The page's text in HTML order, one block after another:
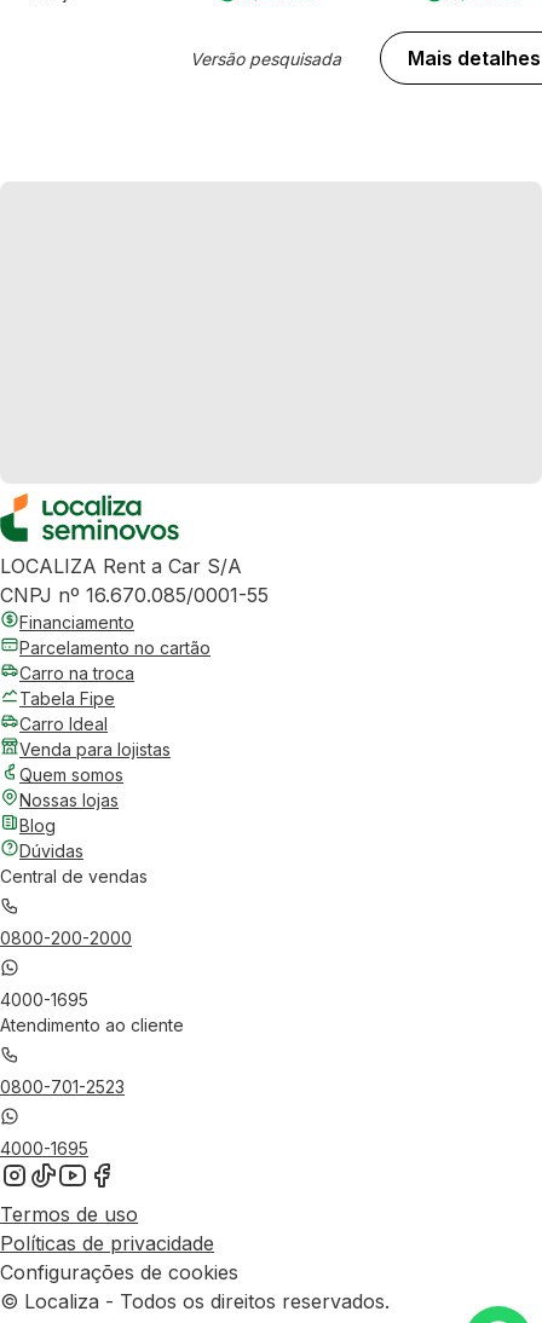
Versão pesquisada Mais detalhes
LOCALIZA Rent a Car S/A
CNPJ nº 16.670.085/0001-55
Financiamento
Parcelamento no cartão
Carro na troca
Tabela Fipe
Carro Ideal
Venda para lojistas
Quem somos
Nossas lojas
Blog
Dúvidas
Central de vendas
0800-200-2000
4000-1695
Atendimento ao cliente
0800-701-2523
4000-1695
Termos de uso
Políticas de privacidade
Configurações de cookies
© Localiza - Todos os direitos reservados.